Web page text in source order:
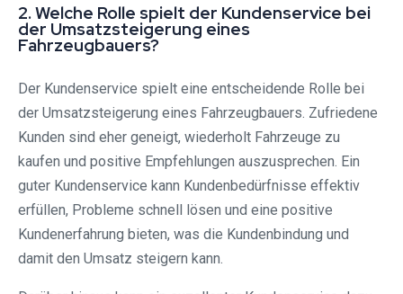
2. Welche Rolle spielt der Kundenservice bei
der Umsatzsteigerung eines
Fahrzeugbauers?
Der Kundenservice spielt eine entscheidende Rolle bei
der Umsatzsteigerung eines Fahrzeugbauers. Zufriedene
Kunden sind eher geneigt, wiederholt Fahrzeuge zu
kaufen und positive Empfehlungen auszusprechen. Ein
guter Kundenservice kann Kundenbedürfnisse effektiv
erfüllen, Probleme schnell lösen und eine positive
Kundenerfahrung bieten, was die Kundenbindung und
damit den Umsatz steigern kann.